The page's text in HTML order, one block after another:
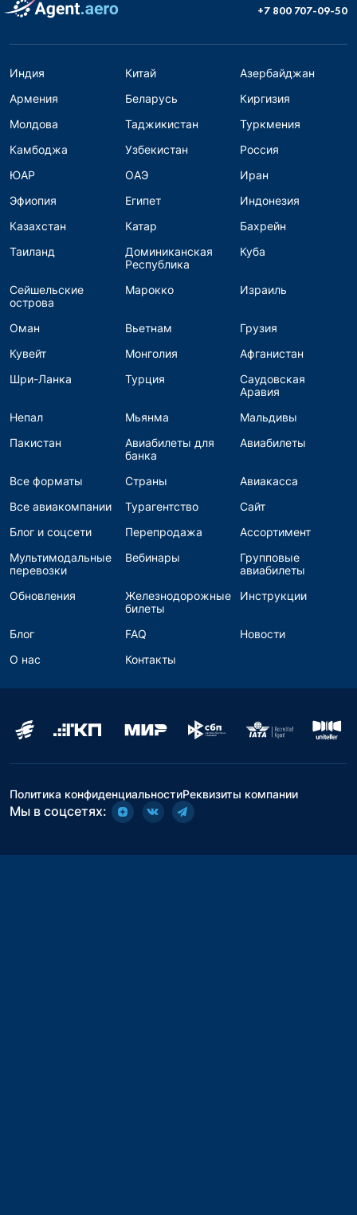
+7 800 707-09-50
Индия Китай
Азербайджан
Армения
Беларусь
Киргизия
Молдова
Таджикистан
Туркмения
Камбоджа
Узбекистан
Россия
ЮАР
ОАЭ
Иран
Эфиопия
Египет
Индонезия
Казахстан
Катар
Бахрейн
Таиланд
Доминиканская
Республика
Куба
Сейшельские
острова
Марокко Израиль
Оман Вьетнам
Грузия
Кувейт
Монголия
Афганистан
Шри-Ланка
Турция
Саудовская
Аравия
Непал
Мьянма
Мальдивы
Пакистан
Авиабилеты для
банка
Авиабилеты
Все форматы Страны
Авиакасса
Все авиакомпании
Турагентство
Сайт
Блог и соцсети
Перепродажа
Ассортимент
Мультимодальные
перевозки
Вебинары
Групповые
авиабилеты
Обновления
Железнодорожные
билеты
Инструкции
Блог FAQ
Новости
О нас
Контакты
Политика конфиденциальностиРеквизиты компании
Мы в соцсетях: